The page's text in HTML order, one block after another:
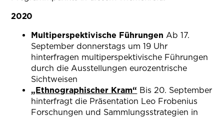
2020
Multiperspektivische Führungen Ab 17.
September donnerstags um 19 Uhr
hinterfragen multiperspektivische Führungen
durch die Ausstellungen eurozentrische
Sichtweisen
„Ethnographischer Kram“ (öffnet in neuem
Bis 20. September
hinterfragt die Präsentation Leo Frobenius
Forschungen und Sammlungsstrategien in